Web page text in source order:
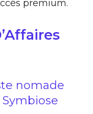
premium.
nomade
Symbiose